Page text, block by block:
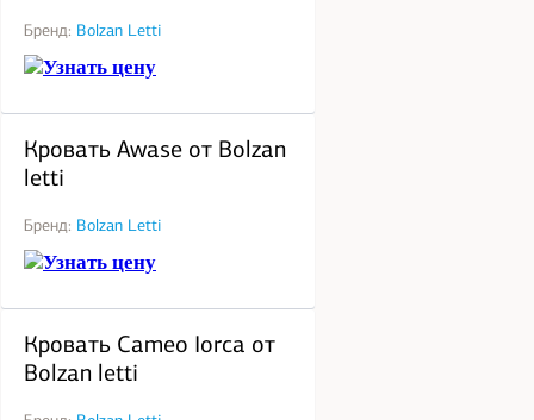
Бренд: Bolzan Letti
Узнать цену
Кровать Awase от Bolzan
letti
Бренд: Bolzan Letti
Узнать цену
Кровать Cameo Iorca от
Bolzan letti